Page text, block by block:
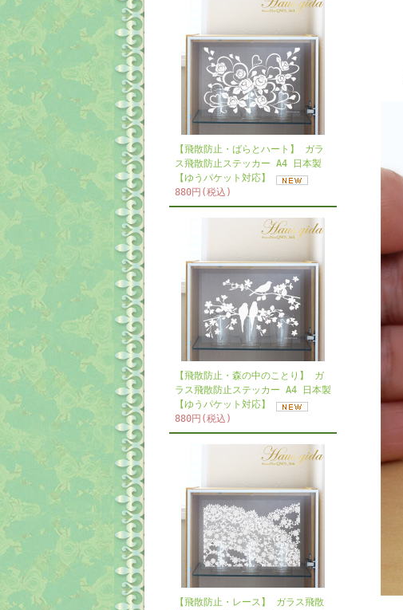
【飛散防止・ばらとハート】 ガラ
ス飛散防止ステッカー A4 日本製
【ゆうパケット対応】
880円(税込)
【飛散防止・森の中のことり】 ガ
ラス飛散防止ステッカー A4 日本製
【ゆうパケット対応】
880円(税込)
【飛散防止・レース】 ガラス飛散